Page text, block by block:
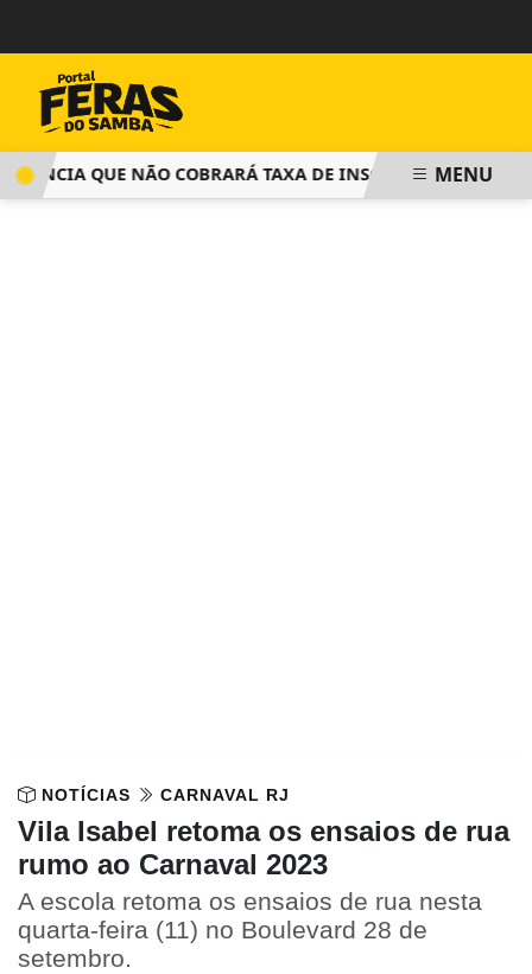
QUE NÃO COBRARÁ TAXA DE INSCRIÇÃO PARAMENU
NOTÍCIAS CARNAVAL RJ
Vila Isabel retoma os ensaios de rua
rumo ao Carnaval 2023
A escola retoma os ensaios de rua nesta
quarta-feira (11) no Boulevard 28 de
setembro.